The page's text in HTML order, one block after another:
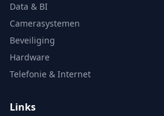
Data & BI
Camerasystemen
Beveiliging
Hardware
Telefonie & Internet
Links